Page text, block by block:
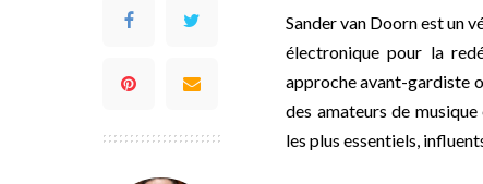
Sander van Doorn est un
électronique pour la
approche avant-gardiste
des amateurs de
les plus essentiels,